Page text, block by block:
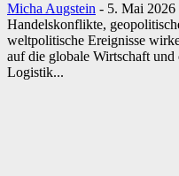
Micha Augstein - 5. Mai 2026
Handelskonflikte,
weltpolitische Ereignisse
auf die globale Wirtschaft
Logistik...